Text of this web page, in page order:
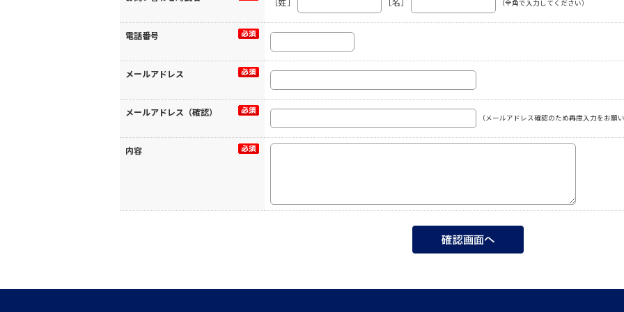
（全角で入力してください）
電話番号
メールアドレス
メールアドレス（確認）
（メールアドレス確認のため再度入力をお願
内容